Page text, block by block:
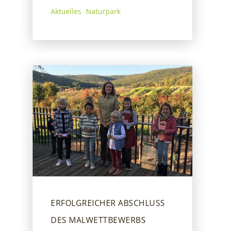
Aktuelles Naturpark
ERFOLGREICHER ABSCHLUSS
DES MALWETTBEWERBS